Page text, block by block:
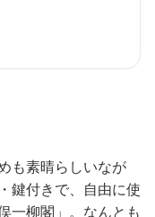
も素晴らしいなが
鍵付きで、自由に使
一柳閣」。なんとも